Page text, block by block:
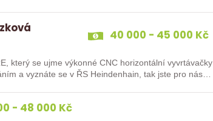
40 000 - 45 000 Kč
který se ujme výkonné CNC horizontální vyvrtávačky
a vyznáte se v ŘS Heindenhain, tak jste pro nás
- 48 000 Kč